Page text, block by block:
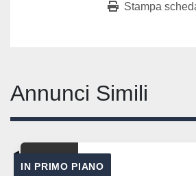
Stampa
Annunci Simili
IN PRIMO PIANO